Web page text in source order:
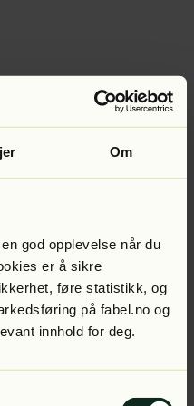
Om
god opplevelse når du
er å sikre
føre statistikk, og
på fabel.no og
innhold for deg.